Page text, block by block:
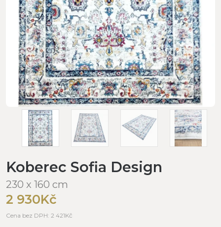
Koberec Sofia Design
230 x 160 cm
2 930Kč
Cena bez DPH: 2 421Kč